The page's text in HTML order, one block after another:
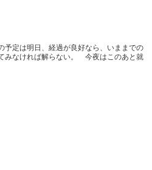
定は明日、経過が良好なら、いままでの
みなければ解らない。 今夜はこのあと就